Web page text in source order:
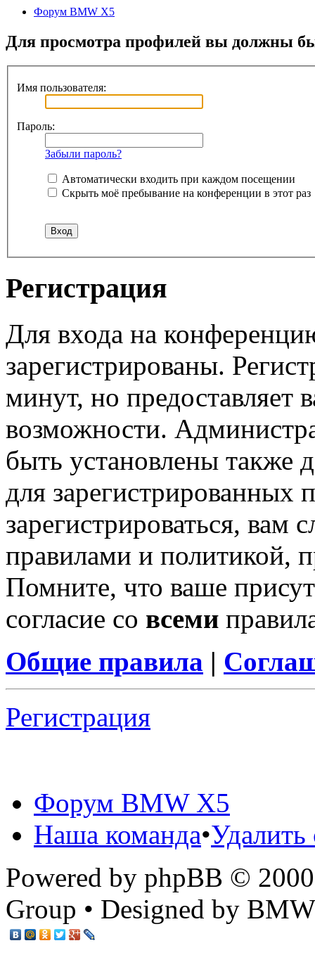
Форум BMW X5
Для просмотра профилей вы должны
Имя пользователя:
Пароль:
Забыли пароль?
Автоматически входить при каждом посещении
Скрыть моё пребывание на конференции в этот раз
Регистрация
Для входа на
зарегистрированы.
минут, но предоставляет
возможности.
быть установлены также
для зарегистрированных
зарегистрироваться, вам
правилами и политикой,
Помните, что ваше
согласие со всеми
Общие правила |
Регистрация
Форум BMW X5
Наша команда•
Powered by phpBB ©
Group • Designed by